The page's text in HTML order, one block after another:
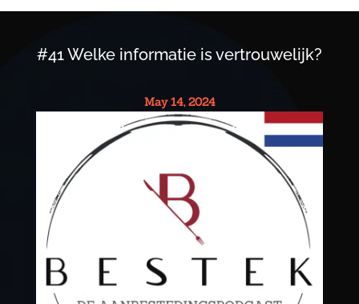
#41 Welke informatie is vertrouwelijk?
May 14, 2024